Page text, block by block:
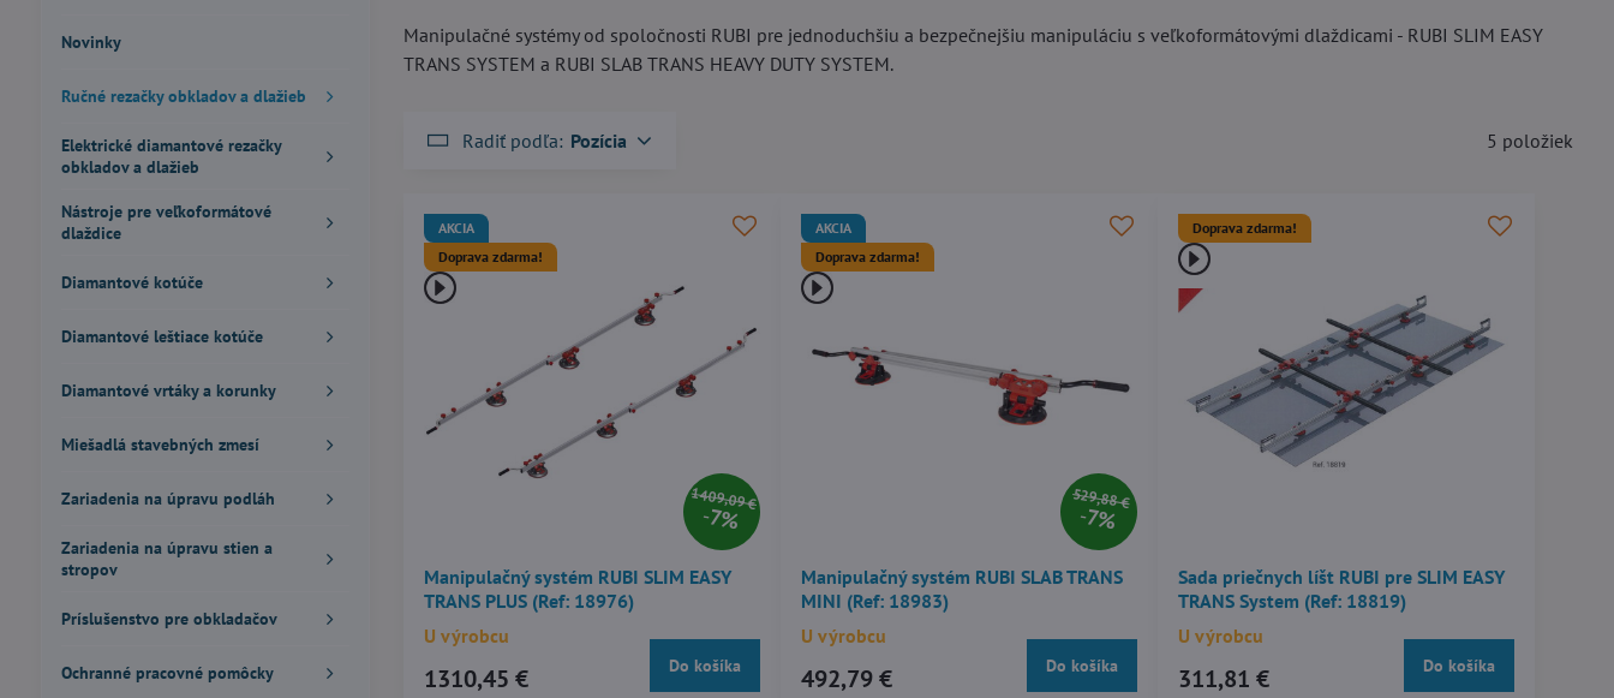
Manipulačné systémy od spoločnosti RUBI pre jednoduchšiu a bezpečnejšiu manipuláciu s veľkoformátovými dlaždicami - RUBI SLIM EASY
TRANS SYSTEM a RUBI SLAB TRANS HEAVY DUTY SYSTEM.
Radiť podľa: Pozícia 5 položiek
1409,09 €
7%
AKCIA
Doprava zdarma!
Manipulačný systém RUBI SLIM EASY
TRANS PLUS (Ref: 18976)
U výrobcu
1310,45 € Do košíka
529,88 €
7%
AKCIA
Doprava zdarma!
Manipulačný systém RUBI SLAB TRANS
MINI (Ref: 18983)
U výrobcu
492,79 € Do košíka
Doprava zdarma!
Sada priečnych líšt RUBI pre SLIM EASY
TRANS System (Ref: 18819)
U výrobcu
311,81 € Do košíka
Novinky
Ručné rezačky obkladov a dlažieb
Elektrické diamantové rezačky
obkladov a dlažieb
Nástroje pre veľkoformátové
dlaždice
Diamantové kotúče
Diamantové leštiace kotúče
Diamantové vrtáky a korunky
Miešadlá stavebných zmesí
Zariadenia na úpravu podláh
Zariadenia na úpravu stien a
stropov
Príslušenstvo pre obkladačov
Ochranné pracovné pomôcky